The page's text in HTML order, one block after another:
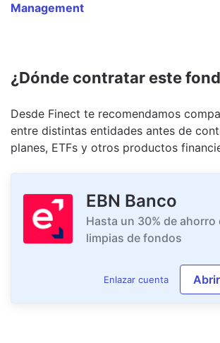
Management
¿Dónde contratar este
Desde Finect te recomendamos
entre distintas entidades antes de
planes, ETFs y otros productos
EBN Banco
Hasta un 30% de ahorro
limpias de fondos
Enlazar cuenta